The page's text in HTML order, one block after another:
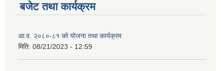
बजेट तथा कार्यक्रम
आ.व. २०८०-८१ को योजना तथा कार्यक्रम
मिति: 08/21/2023 - 12:59